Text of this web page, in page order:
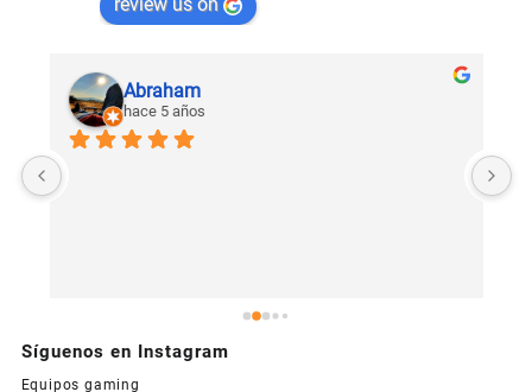
Abraham
hace 5 años
Síguenos en Instagram
Equipos gaming